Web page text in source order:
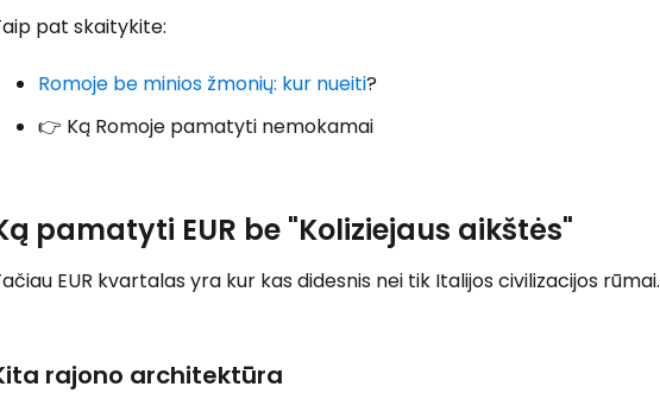
pat skaitykite:
Romoje be minios žmonių: kur nueiti?
👉 Ką Romoje pamatyti nemokamai
pamatyti EUR be "Koliziejaus aikštės"
EUR kvartalas yra kur kas didesnis nei tik Italijos civilizacijos rūmai.
rajono architektūra